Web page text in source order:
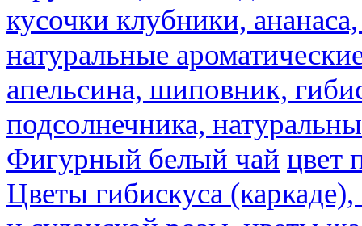
кусочки клубники,
натуральные
апельсина, шиповник,
подсолнечника,
Фигурный белый чай цвет
Цветы гибискуса